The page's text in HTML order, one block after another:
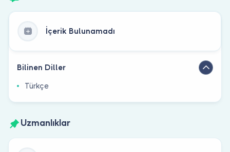
İçerik Bulunamadı
Bilinen Diller
Türkçe
Uzmanlıklar